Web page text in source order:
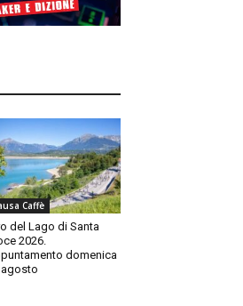
Caffè
del Lago di Santa
2026.
domenica
agosto